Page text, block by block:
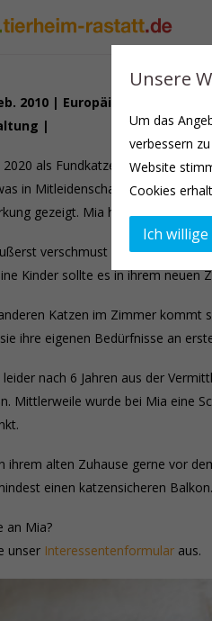
2010 | Europäisch
|
2020 als Fundkatze zu uns ins
in Mitleidenschaft gezogen.
gezeigt. Mia hat damit keine
verschmust und lässt sich
Kinder sollte es in ihrem neuen
Katzen im Zimmer kommt
ihre eigenen Bedürfnisse an
leider nach 6 Jahren aus der
Mittlerweile wurde bei Mia eine
ihrem alten Zuhause gerne vor
einen katzensicheren Balkon.
an Mia?
unser Interessentenformular aus.
Unsere
Um das
verbessern
Website
Cookies
Ich willige